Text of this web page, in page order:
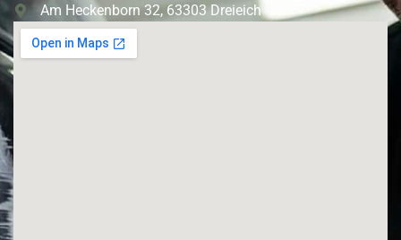
Am Heckenborn 32, 63303 Dreieich